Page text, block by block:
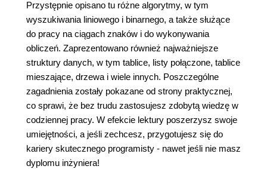
Przystępnie opisano tu różne algorytmy, w tym
wyszukiwania liniowego i binarnego, a także służące
do pracy na ciągach znaków i do wykonywania
obliczeń. Zaprezentowano również najważniejsze
struktury danych, w tym tablice, listy połączone, tablice
mieszające, drzewa i wiele innych. Poszczególne
zagadnienia zostały pokazane od strony praktycznej,
co sprawi, że bez trudu zastosujesz zdobytą wiedzę w
codziennej pracy. W efekcie lektury poszerzysz swoje
umiejętności, a jeśli zechcesz, przygotujesz się do
kariery skutecznego programisty - nawet jeśli nie masz
dyplomu inżyniera!